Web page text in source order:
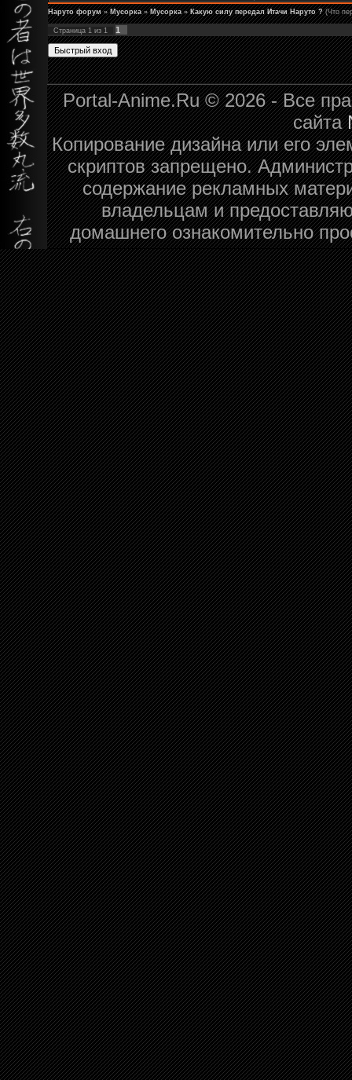
Наруто форум » Мусорка » Мусорка » Какую силу передал Итачи Наруто ? (Что
Страница 1 из 1 1
Portal-Anime.Ru © 2026 - Все
сайта
Копирование дизайна или его
скриптов запрещено.
содержание рекламных
владельцам и
домашнего ознакомительно